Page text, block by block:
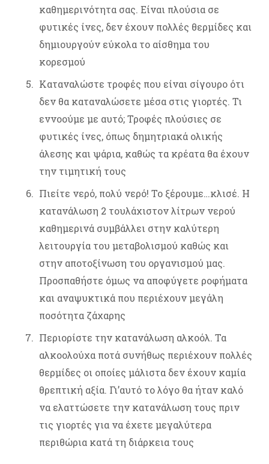
καθημερινότητα σας. Είναι πλούσια σε
φυτικές ίνες, δεν έχουν πολλές θερμίδες και
δημιουργούν εύκολα το αίσθημα του
κορεσμού
Καταναλώστε τροφές που είναι σίγουρο ότι
δεν θα καταναλώσετε μέσα στις γιορτές. Τι
εννοούμε με αυτό; Τροφές πλούσιες σε
φυτικές ίνες, όπως δημητριακά ολικής
άλεσης και ψάρια, καθώς τα κρέατα θα έχουν
την τιμητική τους
Πιείτε νερό, πολύ νερό! Το ξέρουμε…κλισέ. Η
κατανάλωση 2 τουλάχιστον λίτρων νερού
καθημερινά συμβάλλει στην καλύτερη
λειτουργία του μεταβολισμού καθώς και
στην αποτοξίνωση του οργανισμού μας.
Προσπαθήστε όμως να αποφύγετε ροφήματα
και αναψυκτικά που περιέχουν μεγάλη
ποσότητα ζάχαρης
Περιορίστε την κατανάλωση αλκοόλ. Τα
αλκοολούχα ποτά συνήθως περιέχουν πολλές
θερμίδες οι οποίες μάλιστα δεν έχουν καμία
θρεπτική αξία. Γι’αυτό το λόγο θα ήταν καλό
να ελαττώσετε την κατανάλωση τους πριν
τις γιορτές για να έχετε μεγαλύτερα
περιθώρια κατά τη διάρκεια τους